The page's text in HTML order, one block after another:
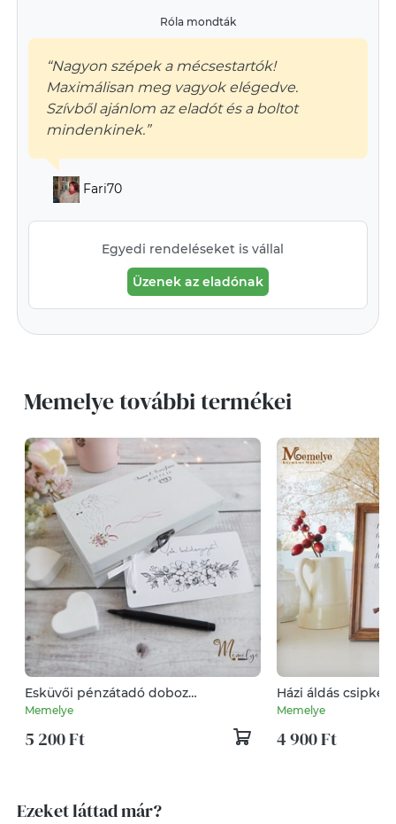
Róla mondták
“Nagyon szépek a mécsestartók!
Maximálisan meg vagyok elégedve.
Szívből ajánlom az eladót és a boltot
mindenkinek.”
Fari70
Egyedi rendeléseket is vállal
Üzenek az eladónak
Memelye további termékei
Esküvői pénzátadó doboz
kísérőkártyával
Memelye
5 200 Ft
Házi áldás
Memelye
4 900 Ft
Ezeket láttad már?